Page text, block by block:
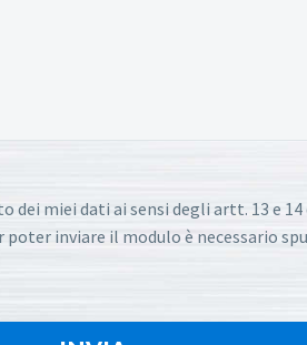
miei dati ai sensi degli artt. 13 e
inviare il modulo è necessario